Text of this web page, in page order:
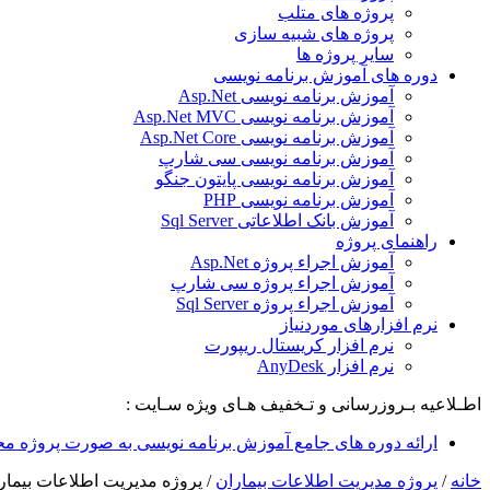
پروژه های متلب
پروژه های شبیه سازی
سایر پروژه ها
دوره های آموزش برنامه نویسی
آموزش برنامه نویسی Asp.Net
آموزش برنامه نویسی Asp.Net MVC
آموزش برنامه نویسی Asp.Net Core
آموزش برنامه نویسی سی شارپ
آموزش برنامه نویسی پایتون جنگو
آموزش برنامه نویسی PHP
آموزش بانک اطلاعاتی Sql Server
راهنمای پروژه
آموزش اجراء پروژه Asp.Net
آموزش اجراء پروژه سی شارپ
آموزش اجراء پروژه Sql Server
نرم افزارهای موردنیاز
نرم افزار کریستال ریپورت
نرم افزار AnyDesk
اطـلاعیه بـروزرسانی و تـخفیف هـای ویژه سـایت :
ارائه دوره های جامع آموزش برنامه نویسی به صورت پروژه
خانه / پروژه مدیریت اطلاعات بیماران / پروژه مدیریت اطلاعات